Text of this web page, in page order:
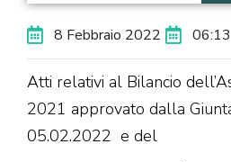
8 Febbraio 2022 06:13
Atti relativi al Bilancio
2021 approvato dalla
05.02.2022 e del